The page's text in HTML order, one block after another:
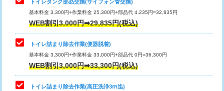
トイレタンク部品交換(サイフォン管交換)
基本料金 3,300円+作業料金 25,300円+部品代 4,235円=32,835円
WEB割引3,000円➡29,835円(税込)
トイレ詰まり除去作業(便器脱着)
基本料金 3,300円+作業料金 33,000円+部品代 0円=36,300円
WEB割引3,000円➡33,300円(税込)
トイレ詰まり除去作業(高圧洗浄3ⅿ迄)